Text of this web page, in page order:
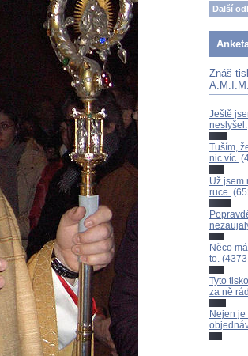
Další
Znáš
Ještě
neslyšel.
Tuším,
nic víc.
Už jsem
ruce.
Něco
to.
Tyto
za ně
Nejen je